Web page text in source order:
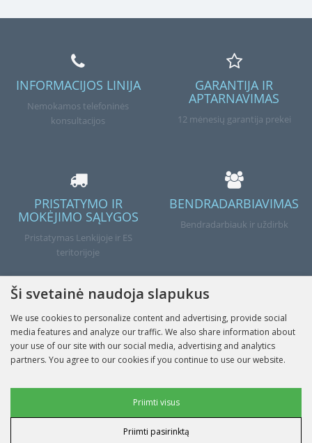
INFORMACIJOS LINIJA
Nemokamos telefoninės
konsultacijos
GARANTIJA IR
APTARNAVIMAS
12 mėnesių garantija prekei
PRISTATYMO IR
MOKĖJIMO SĄLYGOS
Pristatymas Lenkijoje ir ES
teritorijoje
BENDRADARBIAVIMAS
Bendradarbiauk ir uždirbk
Atlikta
Ši svetainė naudoja slapukus
We use cookies to personalize content and advertising, provide social
media features and analyze our traffic. We also share information about
your use of our site with our social media, advertising and analytics
partners. You agree to our cookies if you continue to use our website.
Vartotojo duomenų slapukai
Priimti visus
Priimti pasirinktą